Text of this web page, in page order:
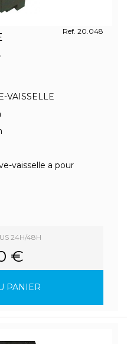
Ref. 20.048
VAISSELLE
vaisselle a pour
24H/48H
€
PANIER